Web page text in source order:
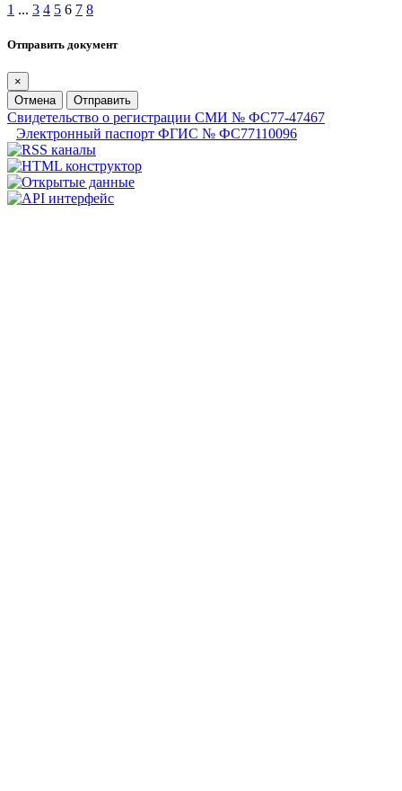
1 ... 3 4 5 6 7 8
Отправить документ
×
Отмена
Отправить
Свидетельство о регистрации СМИ № ФС77-47467
Электронный паспорт ФГИС № ФС77110096